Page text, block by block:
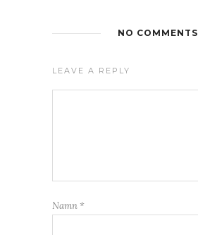
NO COMMENTS
LEAVE A REPLY
Namn *